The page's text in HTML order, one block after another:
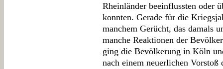
Rheinländer beeinflussten oder
konnten. Gerade für die
manchem Gerücht, das damals
manche Reaktionen der
ging die Bevölkerung in Köln
nach einem neuerlichen Vorstoß